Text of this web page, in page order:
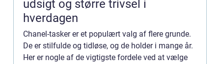
udsigt og større trivsel i
hverdagen
Chanel-tasker er et populært valg af flere grunde.
De er stilfulde og tidløse, og de holder i mange år.
Her er nogle af de vigtigste fordele ved at vælge